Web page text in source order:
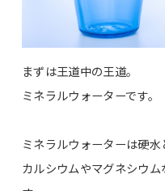
まずは王道中の王道。
ミネラルウォーターです。
ミネラルウォーターは硬
カルシウムやマグネシウ